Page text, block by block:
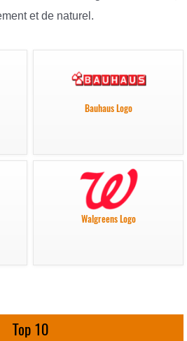
et de naturel.
Bauhaus Logo
Walgreens Logo
Top 10